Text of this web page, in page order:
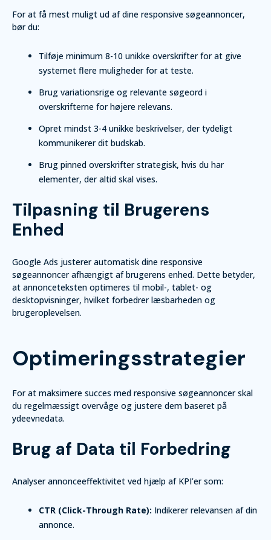
For at få mest muligt ud af dine responsive søgeannoncer,
bør du:
Tilføje minimum 8-10 unikke overskrifter for at give
systemet flere muligheder for at teste.
Brug variationsrige og relevante søgeord i
overskrifterne for højere relevans.
Opret mindst 3-4 unikke beskrivelser, der tydeligt
kommunikerer dit budskab.
Brug pinned overskrifter strategisk, hvis du har
elementer, der altid skal vises.
Tilpasning til Brugerens
Enhed
Google Ads justerer automatisk dine responsive
søgeannoncer afhængigt af brugerens enhed. Dette betyder,
at annonceteksten optimeres til mobil-, tablet- og
desktopvisninger, hvilket forbedrer læsbarheden og
brugeroplevelsen.
Optimeringsstrategier
For at maksimere succes med responsive søgeannoncer skal
du regelmæssigt overvåge og justere dem baseret på
ydeevnedata.
Brug af Data til Forbedring
Analyser annonceeffektivitet ved hjælp af KPI’er som:
CTR (Click-Through Rate): Indikerer relevansen af din
annonce.